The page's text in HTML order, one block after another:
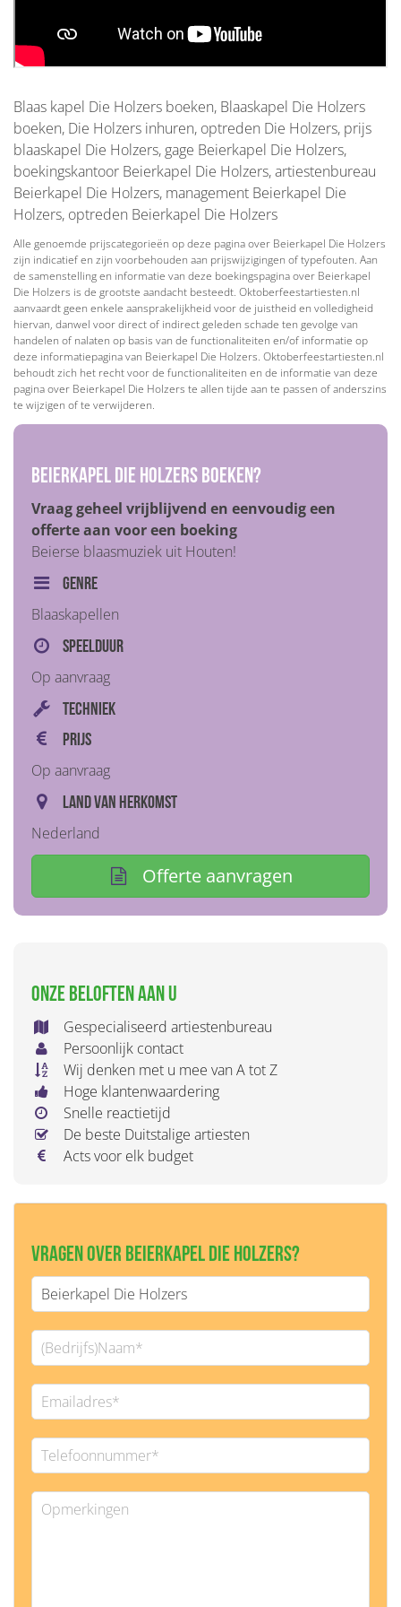
Blaas kapel Die Holzers boeken, Blaaskapel Die Holzers
boeken, Die Holzers inhuren, optreden Die Holzers, prijs
blaaskapel Die Holzers, gage Beierkapel Die Holzers,
boekingskantoor Beierkapel Die Holzers, artiestenbureau
Beierkapel Die Holzers, management Beierkapel Die
Holzers, optreden Beierkapel Die Holzers
Alle genoemde prijscategorieën op deze pagina over Beierkapel Die Holzers
zijn indicatief en zijn voorbehouden aan prijswijzigingen of typefouten. Aan
de samenstelling en informatie van deze boekingspagina over Beierkapel
Die Holzers is de grootste aandacht besteedt. Oktoberfeestartiesten.nl
aanvaardt geen enkele aansprakelijkheid voor de juistheid en volledigheid
hiervan, danwel voor direct of indirect geleden schade ten gevolge van
handelen of nalaten op basis van de functionaliteiten en/of informatie op
deze informatiepagina van Beierkapel Die Holzers. Oktoberfeestartiesten.nl
behoudt zich het recht voor de functionaliteiten en de informatie van deze
pagina over Beierkapel Die Holzers te allen tijde aan te passen of anderszins
te wijzigen of te verwijderen.
Beierkapel Die Holzers boeken?
Vraag geheel vrijblijvend en eenvoudig een
offerte aan voor een boeking
Beierse blaasmuziek uit Houten!
Genre
Blaaskapellen
Speelduur
Op aanvraag
Techniek
Prijs
Op aanvraag
Land van herkomst
Nederland
Offerte aanvragen
Onze beloften aan u
Gespecialiseerd artiestenbureau
Persoonlijk contact
Wij denken met u mee van A tot Z
Hoge klantenwaardering
Snelle reactietijd
De beste Duitstalige artiesten
Acts voor elk budget
Vragen over Beierkapel Die Holzers?